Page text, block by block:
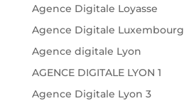
Agence Digitale Loyasse
Agence Digitale Luxembourg
Agence digitale Lyon
AGENCE DIGITALE LYON 1
Agence Digitale Lyon 3